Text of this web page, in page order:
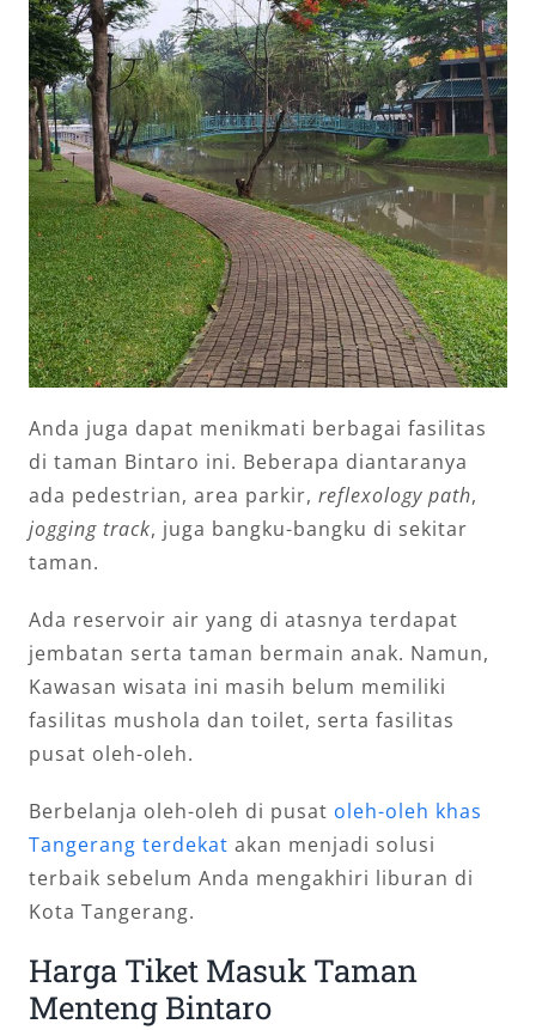
Anda juga dapat menikmati berbagai fasilitas
di taman Bintaro ini. Beberapa diantaranya
ada pedestrian, area parkir, reflexology path,
jogging track, juga bangku-bangku di sekitar
taman.
Ada reservoir air yang di atasnya terdapat
jembatan serta taman bermain anak. Namun,
Kawasan wisata ini masih belum memiliki
fasilitas mushola dan toilet, serta fasilitas
pusat oleh-oleh.
Berbelanja oleh-oleh di pusat oleh-oleh khas
Tangerang terdekat akan menjadi solusi
terbaik sebelum Anda mengakhiri liburan di
Kota Tangerang.
Harga Tiket Masuk Taman
Menteng Bintaro